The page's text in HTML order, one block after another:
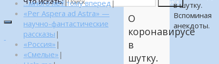
Поискв шутку.
Вспоминая
анекдоты.
О
коронавирусе
в
шутку.
…много лет тому вперед |
«Per Aspera ad Astra» —
научно-фантастические
рассказы |
«Россия» |
«Смелые» |